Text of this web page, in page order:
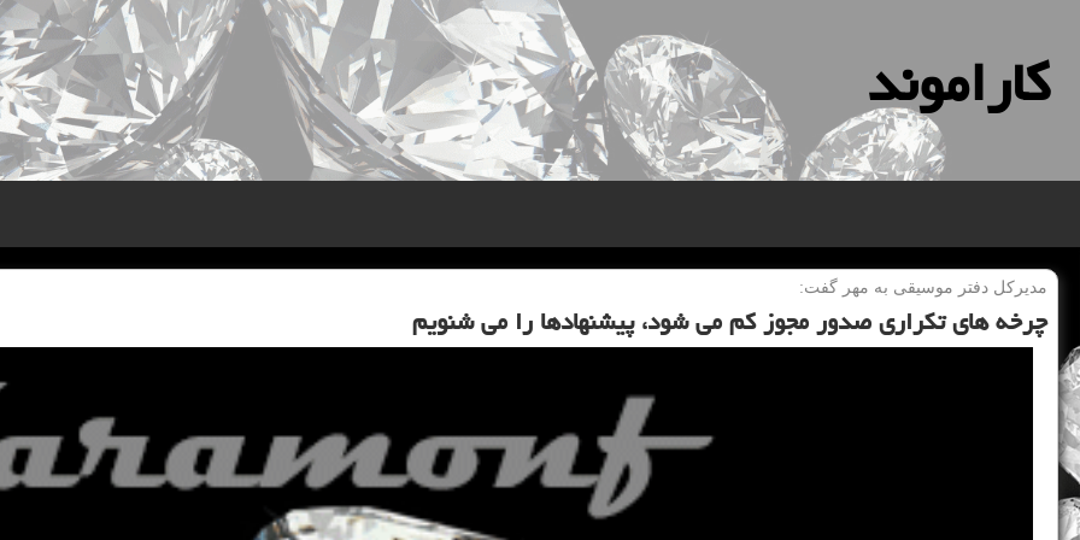
كاراموند
مدیركل دفتر موسیقی به مهر گفت:
چرخه های تكراری صدور مجوز كم می شود، پیشنهادها را می شنویم